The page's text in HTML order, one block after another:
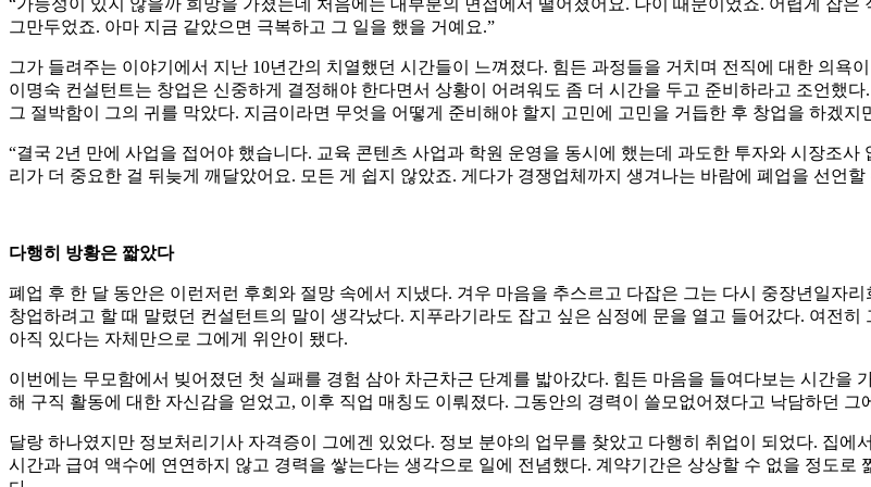
“가능성이 있지 않을까 희망을 가졌는데 처음에는 대부분의 면접에서 떨어졌어요. 나이 때문이었죠. 어렵게 잡
그만두었죠. 아마 지금 같았으면 극복하고 그 일을 했을 거예요.”
그가 들려주는 이야기에서 지난 10년간의 치열했던 시간들이 느껴졌다. 힘든 과정들을 거치며 전직에 대한 의욕
이명숙 컨설턴트는 창업은 신중하게 결정해야 한다면서 상황이 어려워도 좀 더 시간을 두고 준비하라고 조언했
그 절박함이 그의 귀를 막았다. 지금이라면 무엇을 어떻게 준비해야 할지 고민에 고민을 거듭한 후 창업을 하겠
“결국 2년 만에 사업을 접어야 했습니다. 교육 콘텐츠 사업과 학원 운영을 동시에 했는데 과도한 투자와 시장조
리가 더 중요한 걸 뒤늦게 깨달았어요. 모든 게 쉽지 않았죠. 게다가 경쟁업체까지 생겨나는 바람에 폐업을 선언할
다행히 방황은 짧았다
폐업 후 한 달 동안은 이런저런 후회와 절망 속에서 지냈다. 겨우 마음을 추스르고 다잡은 그는 다시 중장년일자
창업하려고 할 때 말렸던 컨설턴트의 말이 생각났다. 지푸라기라도 잡고 싶은 심정에 문을 열고 들어갔다. 여전
아직 있다는 자체만으로 그에게 위안이 됐다.
이번에는 무모함에서 빚어졌던 첫 실패를 경험 삼아 차근차근 단계를 밟아갔다. 힘든 마음을 들여다보는 시간을
해 구직 활동에 대한 자신감을 얻었고, 이후 직업 매칭도 이뤄졌다. 그동안의 경력이 쓸모없어졌다고 낙담하던
달랑 하나였지만 정보처리기사 자격증이 그에겐 있었다. 정보 분야의 업무를 찾았고 다행히 취업이 되었다. 집
시간과 급여 액수에 연연하지 않고 경력을 쌓는다는 생각으로 일에 전념했다. 계약기간은 상상할 수 없을 정도